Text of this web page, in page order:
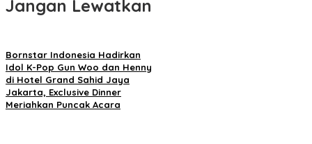
Jangan Lewatkan
Bornstar Indonesia Hadirkan
Idol K-Pop Gun Woo dan Henny
di Hotel Grand Sahid Jaya
Jakarta, Exclusive Dinner
Meriahkan Puncak Acara